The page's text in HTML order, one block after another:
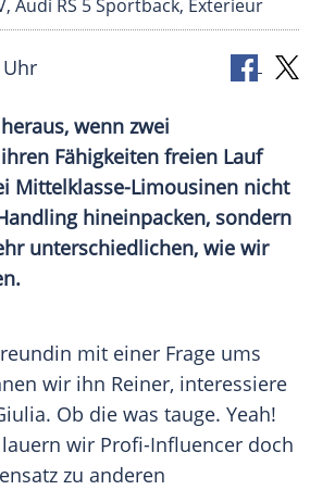
Audi RS 5 Sportback, Exterieur
Uhr
wenn zwei
ihren Fähigkeiten freien Lauf
Mittelklasse-Limousinen nicht
hineinpacken, sondern
unterschiedlichen, wie wir
mit einer Frage ums
wir ihn Reiner, interessiere
. Ob die was tauge. Yeah!
wir Profi-Influencer doch
zu anderen